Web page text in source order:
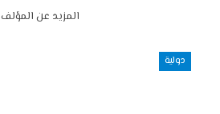
المزيد عن المؤلف
دولية